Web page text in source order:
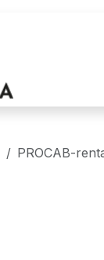
PROCAB-